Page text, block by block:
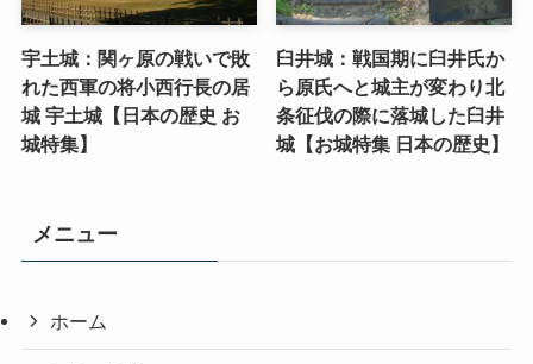
宇土城：関ヶ原の戦いで敗
れた西軍の将小西行長の居
城 宇土城【日本の歴史 お
城特集】
臼井城：戦国期に臼井氏か
ら原氏へと城主が変わり北
条征伐の際に落城した臼井
城【お城特集 日本の歴史】
メニュー
ホーム